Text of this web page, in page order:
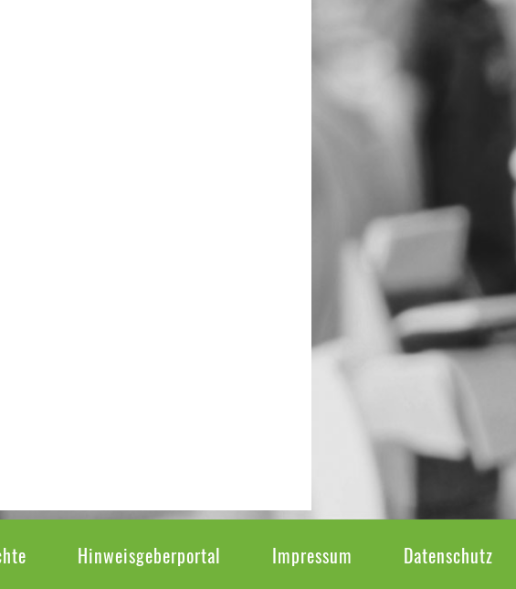
Hinweisgeberportal Impressum Datenschutz